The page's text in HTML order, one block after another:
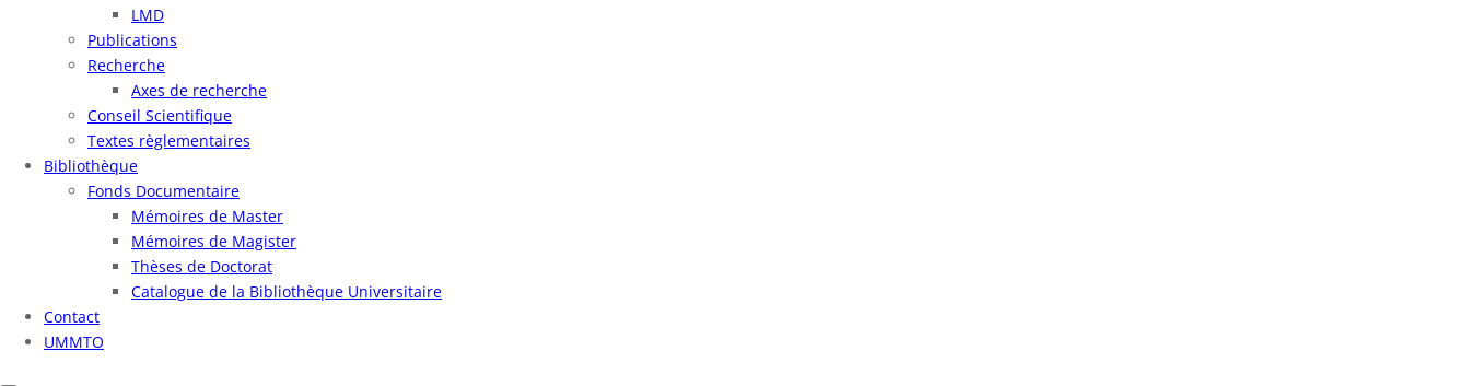
LMD
Publications
Recherche
Axes de recherche
Conseil Scientifique
Textes règlementaires
Bibliothèque
Fonds Documentaire
Mémoires de Master
Mémoires de Magister
Thèses de Doctorat
Catalogue de la Bibliothèque Universitaire
Contact
UMMTO